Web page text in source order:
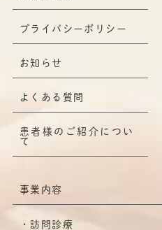
プライバシーポリシー
お知らせ
よくある質問
患者様のご紹介につい
て
事業内容
訪問診療